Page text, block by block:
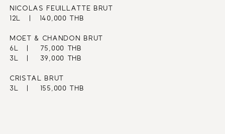
NICOLAS FEUILLATTE BRUT
12L   |   140,000 THB
MOET & CHANDON BRUT
6L   |    75,000 THB
3L   |    39,000 THB
CRISTAL BRUT
3L   |    155,000 THB